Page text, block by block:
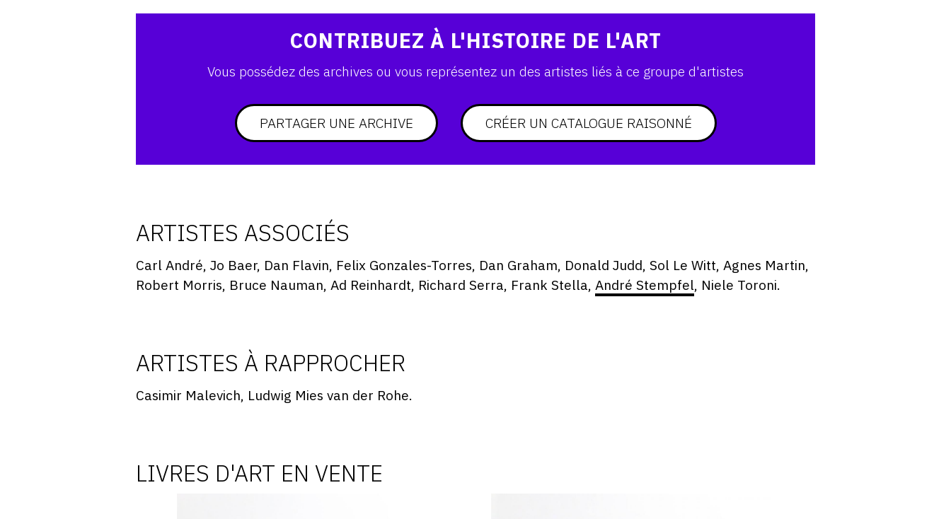
CONTRIBUEZ À L'HISTOIRE DE L'ART
Vous possédez des archives ou vous représentez un des artistes liés à ce groupe d'artistes
PARTAGER UNE ARCHIVE CRÉER UN CATALOGUE RAISONNÉ
ARTISTES ASSOCIÉS
Carl André, Jo Baer, Dan Flavin, Felix Gonzales-Torres, Dan Graham, Donald Judd, Sol Le Witt, Agnes Martin,
Robert Morris, Bruce Nauman, Ad Reinhardt, Richard Serra, Frank Stella, André Stempfel, Niele Toroni.
ARTISTES À RAPPROCHER
Casimir Malevich, Ludwig Mies van der Rohe.
LIVRES D'ART EN VENTE